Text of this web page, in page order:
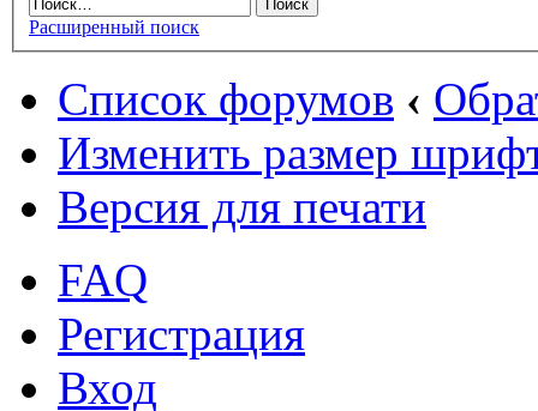
Расширенный поиск
Список форумов ‹
Изменить размер
Версия для печати
FAQ
Регистрация
Вход